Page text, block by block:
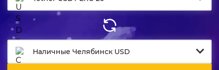
Наличные Челябинск USD